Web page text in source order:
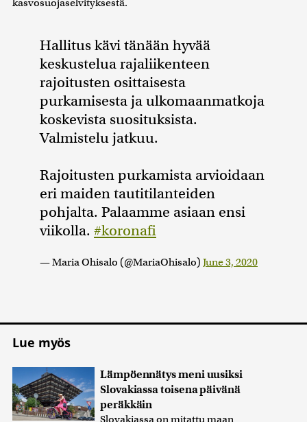
kasvosuojaselvityksestä.
Hallitus kävi tänään hyvää
keskustelua rajaliikenteen
rajoitusten osittaisesta
purkamisesta ja ulkomaanmatkoja
koskevista suosituksista.
Valmistelu jatkuu.
Rajoitusten purkamista arvioidaan
eri maiden tautitilanteiden
pohjalta. Palaamme asiaan ensi
viikolla. #koronafi
— Maria Ohisalo (@MariaOhisalo) June 3, 2020
Lue myös
Lämpöennätys meni uusiksi
Slovakiassa toisena päivänä
peräkkäin
Slovakiassa on mitattu maan